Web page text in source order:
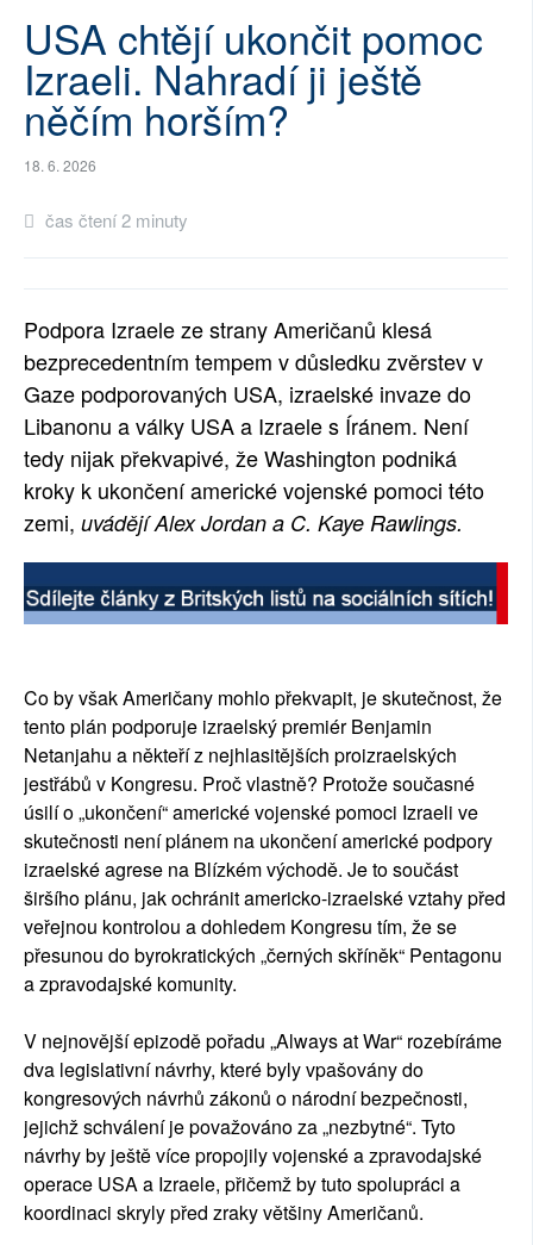
USA chtějí ukončit pomoc
Izraeli. Nahradí ji ještě
něčím horším?
18. 6. 2026
čas čtení 2 minuty
Podpora Izraele ze strany Američanů klesá
bezprecedentním tempem v důsledku zvěrstev v
Gaze podporovaných USA, izraelské invaze do
Libanonu a války USA a Izraele s Íránem. Není
tedy nijak překvapivé, že Washington podniká
kroky k ukončení americké vojenské pomoci této
zemi, uvádějí Alex Jordan a C. Kaye Rawlings.
Co by však Američany mohlo překvapit, je skutečnost, že
tento plán podporuje izraelský premiér Benjamin
Netanjahu a někteří z nejhlasitějších proizraelských
jestřábů v Kongresu. Proč vlastně? Protože současné
úsilí o „ukončení“ americké vojenské pomoci Izraeli ve
skutečnosti není plánem na ukončení americké podpory
izraelské agrese na Blízkém východě. Je to součást
širšího plánu, jak ochránit americko-izraelské vztahy před
veřejnou kontrolou a dohledem Kongresu tím, že se
přesunou do byrokratických „černých skříněk“ Pentagonu
a zpravodajské komunity.
V nejnovější epizodě pořadu „Always at War“ rozebíráme
dva legislativní návrhy, které byly vpašovány do
kongresových návrhů zákonů o národní bezpečnosti,
jejichž schválení je považováno za „nezbytné“. Tyto
návrhy by ještě více propojily vojenské a zpravodajské
operace USA a Izraele, přičemž by tuto spolupráci a
koordinaci skryly před zraky většiny Američanů.